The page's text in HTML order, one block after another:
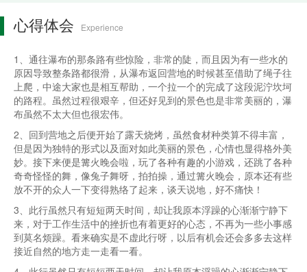
心得体会 Experience
1、通往瀑布的那条路有些惊险，非常的陡，而且因为有一些水的
原因导致整条路都很滑，从瀑布返回营地的时候甚至借助了绳子往
上爬，中途大家也是相互帮助，一个拉一个的完成了这段泥泞坎坷
的路程。虽然过程很艰辛，但还好见到的景色也是非常美丽的，瀑
布虽然不太大但也很宏伟。
2、回到营地之后便开始了露天烧烤，虽然食材种类算不得丰富，
但是因为独特的形式以及面对如此美丽的景色，心情也显得格外美
妙。接下来便是篝火晚会啦，玩了各种有趣的小游戏，还跳了各种
奇奇怪怪的舞，像兔子舞呀，拍拍操，通过篝火晚会，原本还有些
放不开的众人一下变得熟络了起来，谈天说地，好不痛快！
3、此行虽然只有短短两天时间，却让我原本浮躁的心渐渐宁静下
来，对于工作生活中的挫折也有着更好的心态，不再为一些小事感
到莫名烦躁。看来确实是不虚此行呀，以后有机会还会多多去这样
接近自然的地方走一走看一看。